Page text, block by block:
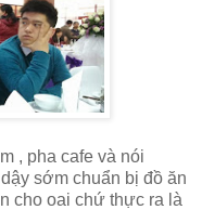
, pha cafe và nói
sớm chuẩn bị đồ ăn
cho oai chứ thực ra là